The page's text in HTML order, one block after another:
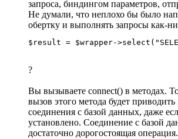
запроса, биндингом параметров,
Не думали, что неплохо бы было
обертку и выполнять запросы как-
$result = $wrapper-
?
Вы вызываете connect() в методах.
вызов этого метода будет
соединения с базой данных, даже
установлено. Соединение с базой
достаточно дорогостоящая операция.